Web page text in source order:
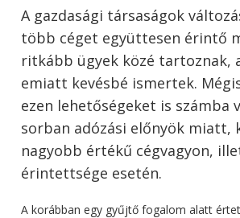
A gazdasági társaságok
több céget együttesen érintő
ritkább ügyek közé tartoznak,
emiatt kevésbé ismertek.
ezen lehetőségeket is számba
sorban adózási előnyök miatt,
nagyobb értékű cégvagyon,
érintettsége esetén.
A korábban egy gyűjtő fogalom alatt
IDŐPONT FOGLALÁS